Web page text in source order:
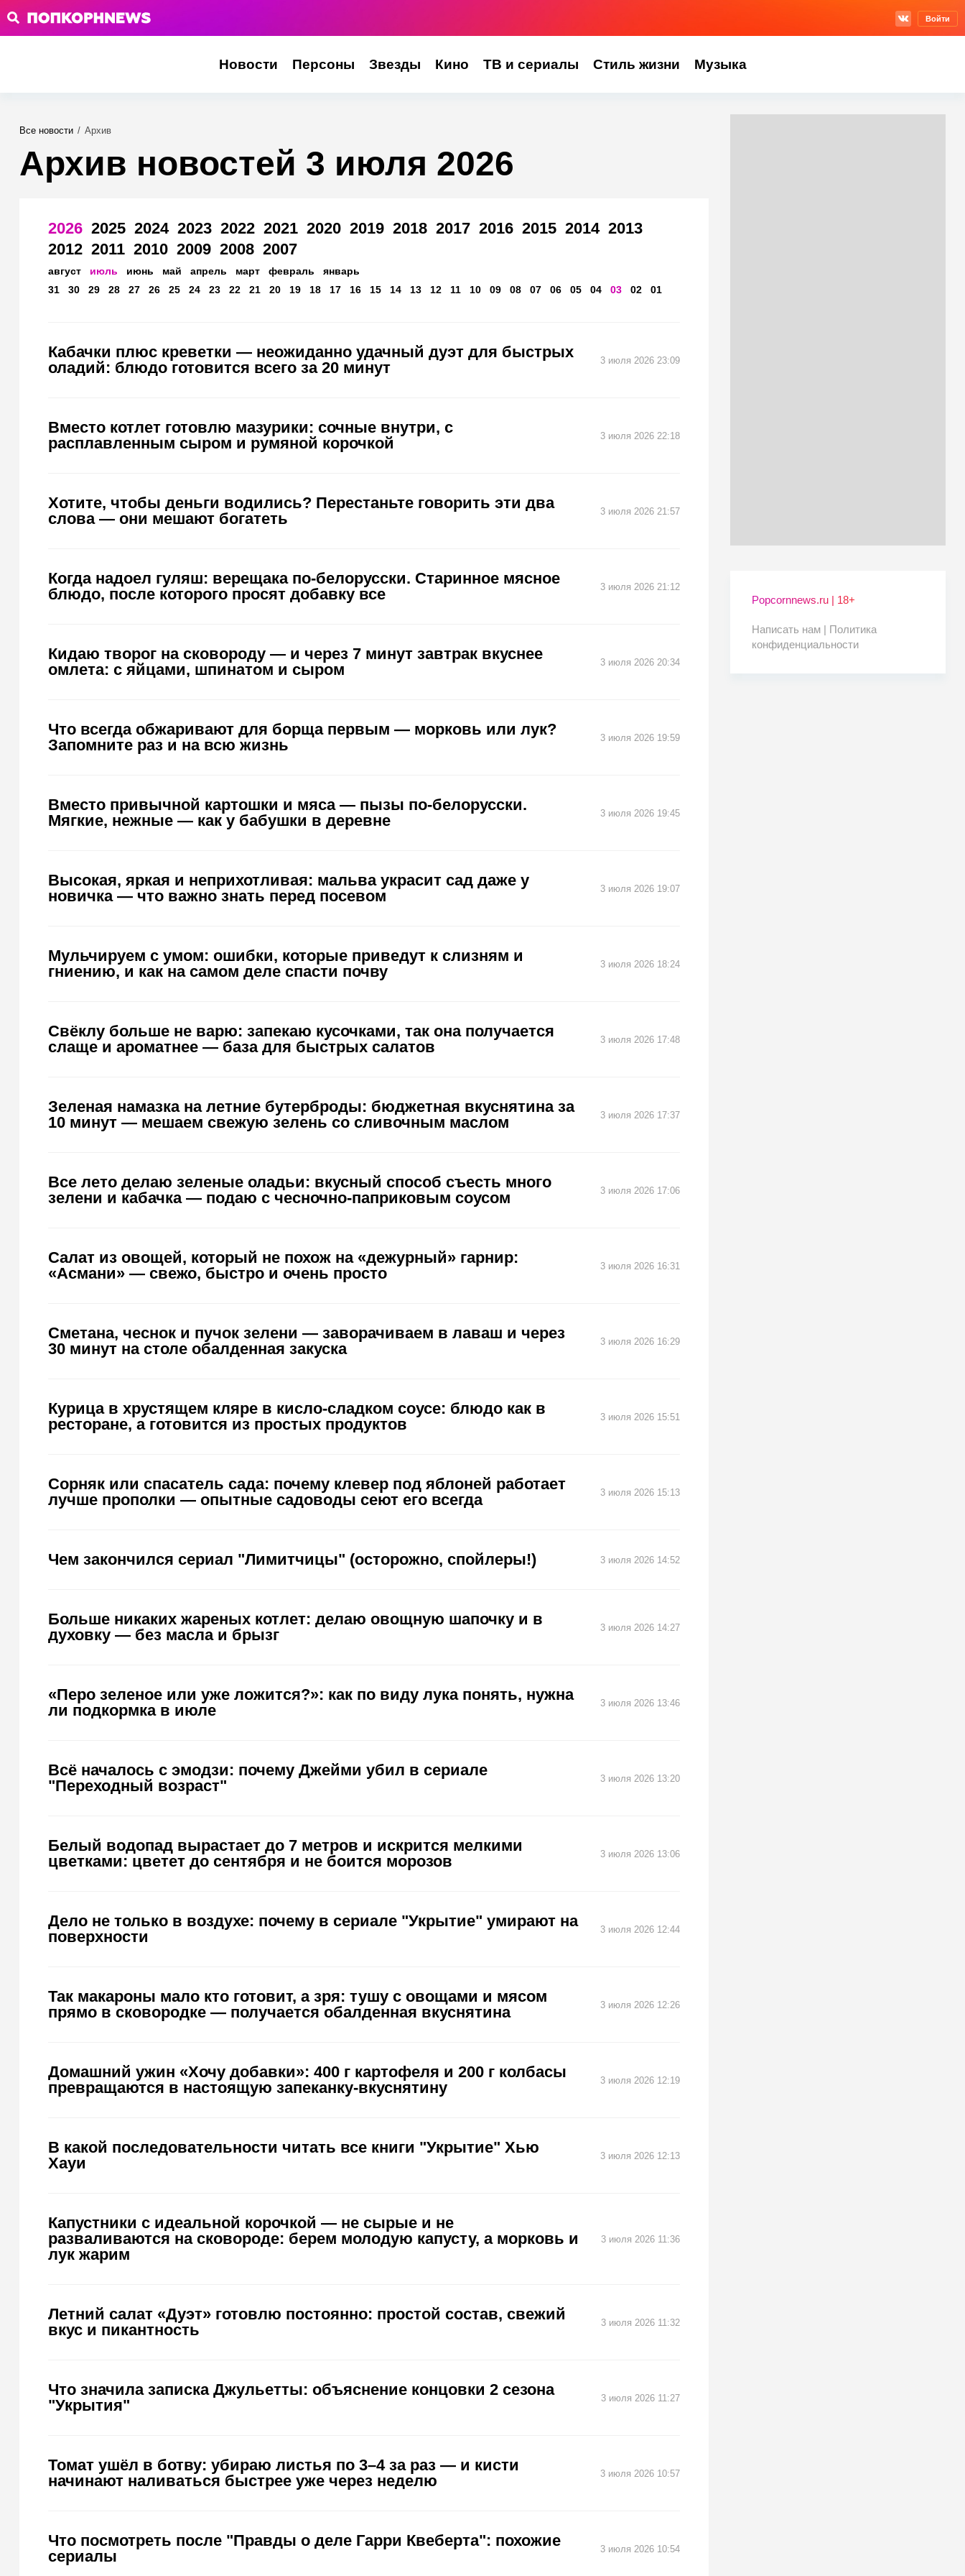
Войти
Новости Персоны Звезды Кино ТВ и сериалы Стиль жизни Музыка
Все новости / Архив
Архив новостей 3 июля 2026
2026 2025 2024 2023 2022 2021 2020 2019 2018 2017 2016 2015 2014 2013
2012 2011 2010 2009 2008 2007
август июль июнь май апрель март февраль
январь
31
30 29 28 27 26 25 24 23 22 21 20 19 18 17 16 15 14 13 12 11 10 09 08 07 06 05 04 03 02 01
Кабачки плюс креветки — неожиданно удачный дуэт для быстрых
оладий: блюдо готовится всего за 20 минут
3 июля 2026 23:09
Вместо котлет готовлю мазурики: сочные внутри, с
расплавленным сыром и румяной корочкой
3 июля 2026 22:18
Хотите, чтобы деньги водились? Перестаньте говорить эти два
слова — они мешают богатеть
3 июля 2026 21:57
Когда надоел гуляш: верещака по-белорусски. Старинное мясное
блюдо, после которого просят добавку все
3 июля 2026 21:12
Кидаю творог на сковороду — и через 7 минут завтрак вкуснее
омлета: с яйцами, шпинатом и сыром
3 июля 2026 20:34
Что всегда обжаривают для борща первым — морковь или лук?
Запомните раз и на всю жизнь
3 июля 2026 19:59
Вместо привычной картошки и мяса — пызы по-белорусски.
Мягкие, нежные — как у бабушки в деревне
3 июля 2026 19:45
Высокая, яркая и неприхотливая: мальва украсит сад даже у
новичка — что важно знать перед посевом
3 июля 2026 19:07
Мульчируем с умом: ошибки, которые приведут к слизням и
гниению, и как на самом деле спасти почву
3 июля 2026 18:24
Свёклу больше не варю: запекаю кусочками, так она получается
слаще и ароматнее — база для быстрых салатов
3 июля 2026 17:48
Зеленая намазка на летние бутерброды: бюджетная вкуснятина за
10 минут — мешаем свежую зелень со сливочным маслом
3 июля 2026 17:37
Все лето делаю зеленые оладьи: вкусный способ съесть много
зелени и кабачка — подаю с чесночно-паприковым соусом
3 июля 2026 17:06
Салат из овощей, который не похож на «дежурный» гарнир:
«Асмани» — свежо, быстро и очень просто
3 июля 2026 16:31
Сметана, чеснок и пучок зелени — заворачиваем в лаваш и через
30 минут на столе обалденная закуска
3 июля 2026 16:29
Курица в хрустящем кляре в кисло-сладком соусе: блюдо как в
ресторане, а готовится из простых продуктов
3 июля 2026 15:51
Сорняк или спасатель сада: почему клевер под яблоней работает
лучше прополки — опытные садоводы сеют его всегда
3 июля 2026 15:13
Чем закончился сериал "Лимитчицы" (осторожно, спойлеры!) 3 июля 2026 14:52
Больше никаких жареных котлет: делаю овощную шапочку и в
духовку — без масла и брызг
3 июля 2026 14:27
«Перо зеленое или уже ложится?»: как по виду лука понять, нужна
ли подкормка в июле
3 июля 2026 13:46
Всё началось с эмодзи: почему Джейми убил в сериале
"Переходный возраст"
3 июля 2026 13:20
Белый водопад вырастает до 7 метров и искрится мелкими
цветками: цветет до сентября и не боится морозов
3 июля 2026 13:06
Дело не только в воздухе: почему в сериале "Укрытие" умирают на
поверхности
3 июля 2026 12:44
Так макароны мало кто готовит, а зря: тушу с овощами и мясом
прямо в сковородке — получается обалденная вкуснятина
3 июля 2026 12:26
Домашний ужин «Хочу добавки»: 400 г картофеля и 200 г колбасы
превращаются в настоящую запеканку-вкуснятину
3 июля 2026 12:19
В какой последовательности читать все книги "Укрытие" Хью
Хауи
3 июля 2026 12:13
Капустники с идеальной корочкой — не сырые и не
разваливаются на сковороде: берем молодую капусту, а морковь и
лук жарим
3 июля 2026 11:36
Летний салат «Дуэт» готовлю постоянно: простой состав, свежий
вкус и пикантность
3 июля 2026 11:32
Что значила записка Джульетты: объяснение концовки 2 сезона
"Укрытия"
3 июля 2026 11:27
Томат ушёл в ботву: убираю листья по 3–4 за раз — и кисти
начинают наливаться быстрее уже через неделю
3 июля 2026 10:57
Что посмотреть после "Правды о деле Гарри Квеберта": похожие
сериалы
3 июля 2026 10:54
Popcornnews.ru | 18+
Написать нам | Политика
конфиденциальности